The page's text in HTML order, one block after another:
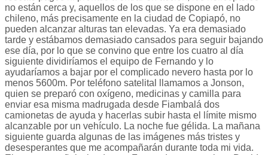
no están cerca y, aquellos de los que se dispone en el lado
chileno, más precisamente en la ciudad de Copiapó, no
pueden alcanzar alturas tan elevadas. Ya era demasiado
tarde y estábamos demasiado cansados para seguir bajando
ese día, por lo que se convino que entre los cuatro al día
siguiente dividiríamos el equipo de Fernando y lo
ayudaríamos a bajar por el complicado nevero hasta por lo
menos 5600m. Por teléfono satelital llamamos a Jonson,
quien se preparó con oxígeno, medicinas y camilla para
enviar esa misma madrugada desde Fiambalá dos
camionetas de ayuda y hacerlas subir hasta el límite mismo
alcanzable por un vehículo. La noche fue gélida. La mañana
siguiente guarda algunas de las imágenes más tristes y
desesperantes que me acompañarán durante toda mi vida.